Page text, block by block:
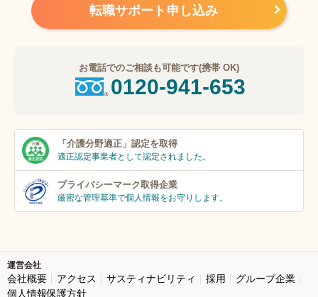
転職サポート申し込み
お電話でのご相談も可能です(携帯 OK)
0120-941-653
「介護分野適正」 認定を取得
適正認定事業者として認定されました。
プライバシーマーク取得企業
厳密な管理基準で個人情報をお守りします。
運営会社
会社概要 アクセス サスティナビリティ 採用
グループ企業
個人情報保護方針